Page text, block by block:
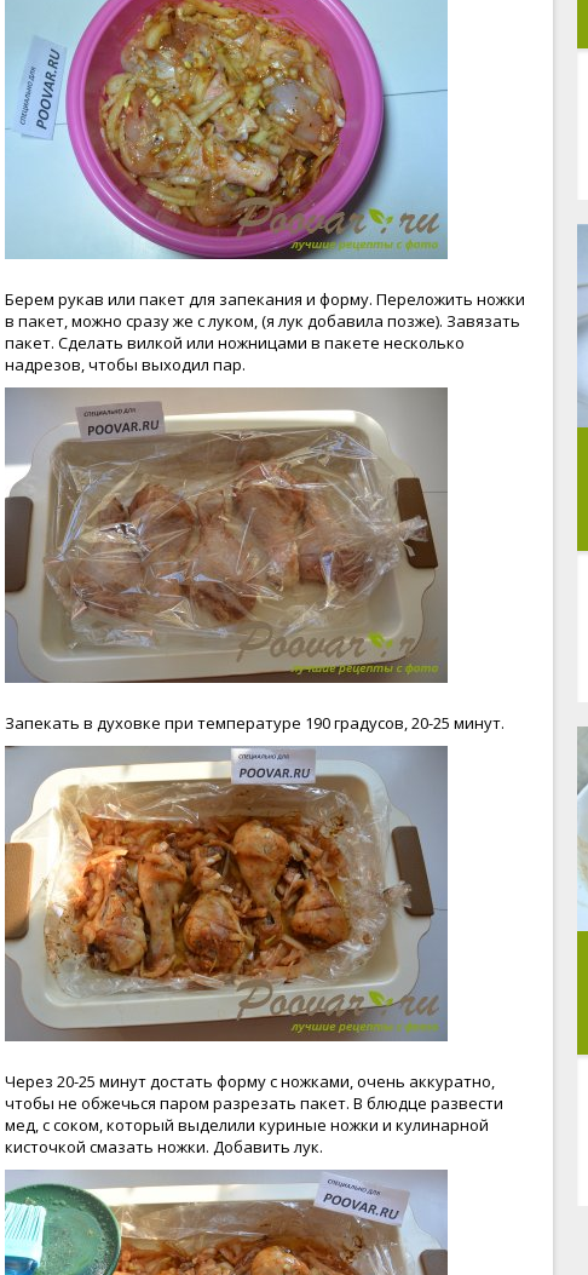
Берем рукав или пакет для запекания и форму. Переложить ножки
в пакет, можно сразу же с луком, (я лук добавила позже). Завязать
пакет. Сделать вилкой или ножницами в пакете несколько
надрезов, чтобы выходил пар.
Запекать в духовке при температуре 190 градусов, 20-25 минут.
Через 20-25 минут достать форму с ножками, очень аккуратно,
чтобы не обжечься паром разрезать пакет. В блюдце развести
мед, с соком, который выделили куриные ножки и кулинарной
кисточкой смазать ножки. Добавить лук.